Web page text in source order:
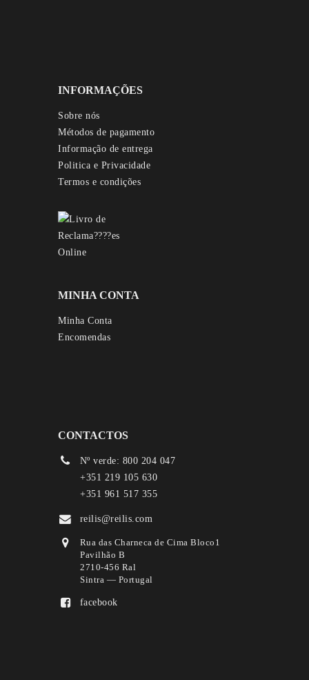
INFORMAÇÕES
Sobre nós
Métodos de pagamento
Informação de entrega
Politica e Privacidade
Termos e condições
MINHA CONTA
Minha Conta
Encomendas
CONTACTOS
Nº verde: 800 204 047
+351 219 105 630
+351 961 517 355
reilis@reilis.com
Rua das Charneca de Cima Bloco1
Pavilhão B
2710-456 Ral
Sintra — Portugal
facebook